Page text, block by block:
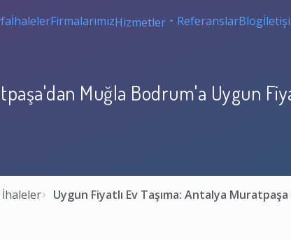
İhalelerFirmalarımızHizmetler ReferanslarBlog
Muğla Bodrum'a Uygun
Uygun Fiyatlı Ev Taşıma: Antalya